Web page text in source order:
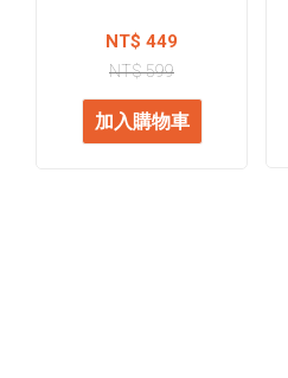
NT$ 449
NT$ 599
加入購物車